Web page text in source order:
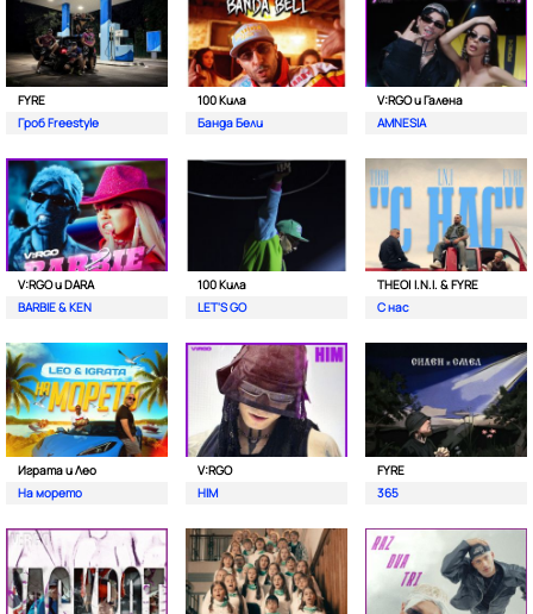
FYRE
Гроб Freestyle
100 Кила
Банда Бели
V:RGO и Галена
AMNESIA
V:RGO и DARA
BARBIE & KEN
100 Кила
LET'S GO
THEO| I.N.I. & FYRE
С нас
Играта и Лео
На морето
V:RGO
HIM
FYRE
365